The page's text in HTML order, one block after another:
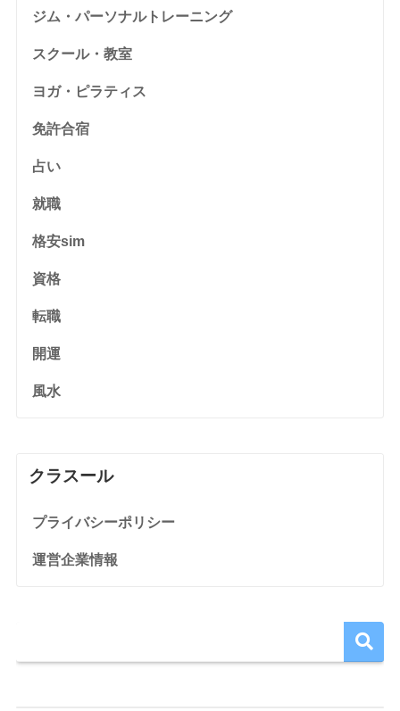
ジム・パーソナルトレーニング
スクール・教室
ヨガ・ピラティス
免許合宿
占い
就職
格安sim
資格
転職
開運
風水
クラスール
プライバシーポリシー
運営企業情報